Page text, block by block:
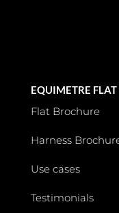
EQUIMETRE
Flat Brochure
Harness
Use cases
Testimonials